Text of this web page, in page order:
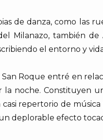
de danza, como las
Milanazo, también
el entorno y
San Roque entré en
noche. Constituyen
repertorio de
un deplorable efecto